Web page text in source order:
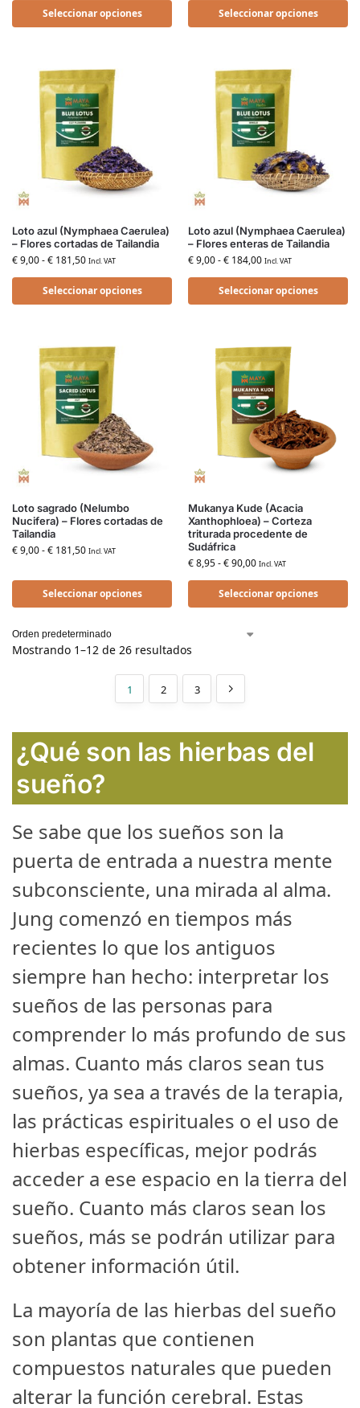
Seleccionar opciones Seleccionar opciones
Loto azul (Nymphaea Caerulea)
– Flores cortadas de Tailandia
€9,00-€ 181,50 Incl. VAT
Seleccionar opciones
Loto azul (Nymphaea Caerulea)
– Flores enteras de Tailandia
€9,00-€ 184,00 Incl. VAT
Seleccionar opciones
Loto sagrado (Nelumbo
Nucifera) – Flores cortadas de
Tailandia
€9,00-€ 181,50 Incl. VAT
Seleccionar opciones
Mukanya Kude (Acacia
Xanthophloea) – Corteza
triturada procedente de
Sudáfrica
€8,95-€90,00 Incl. VAT
Seleccionar opciones
Mostrando 1–12 de 26 resultados
1 2 3
¿Qué son las hierbas del
sueño?
Se sabe que los sueños son la
puerta de entrada a nuestra mente
subconsciente, una mirada al alma.
Jung comenzó en tiempos más
recientes lo que los antiguos
siempre han hecho: interpretar los
sueños de las personas para
comprender lo más profundo de sus
almas. Cuanto más claros sean tus
sueños, ya sea a través de la terapia,
las prácticas espirituales o el uso de
hierbas específicas, mejor podrás
acceder a ese espacio en la tierra del
sueño. Cuanto más claros sean los
sueños, más se podrán utilizar para
obtener información útil.
La mayoría de las hierbas del sueño
son plantas que contienen
compuestos naturales que pueden
alterar la función cerebral. Estas